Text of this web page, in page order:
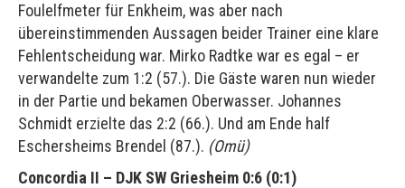
Foulelfmeter für Enkheim, was aber nach
übereinstimmenden Aussagen beider Trainer eine klare
Fehlentscheidung war. Mirko Radtke war es egal – er
verwandelte zum 1:2 (57.). Die Gäste waren nun wieder
in der Partie und bekamen Oberwasser. Johannes
Schmidt erzielte das 2:2 (66.). Und am Ende half
Eschersheims Brendel (87.). (Omü)
Concordia II – DJK SW Griesheim 0:6 (0:1)